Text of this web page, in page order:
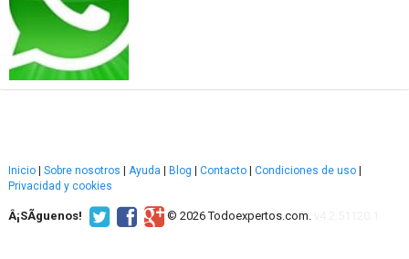
Inicio | Sobre nosotros | Ayuda | Blog | Contacto | Condiciones de uso |
Privacidad y cookies
Â¡SÃ­guenos! © 2026 Todoexpertos.com.